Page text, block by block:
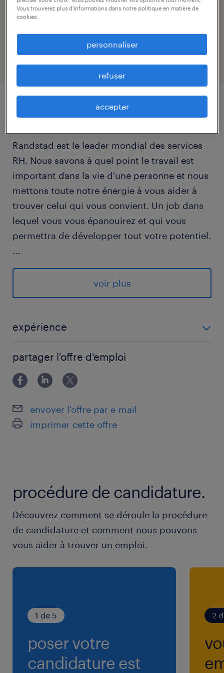
détails du poste
Randstad est le leader mondial des services
RH. Nous savons à quel point le travail est
important dans la vie d'une personne et nous
mettons toute notre énergie à vous aider à
trouver celui qui vous convient. Un job dans
lequel vous vous épanouirez et qui vous
permettra de développer tout votre potentiel.
...
Nous sommes à la recherche de nettoyeurs
industriels ( H/F) sur le secteur de Mensdorf
- Nettoyage des machines
- Nettoyage des sols
Votre profil :
- Vous avez une première expérience dans le
nettoyage industriel
jour de repos dans la semaine.
voir plus
expérience
partager l'offre d'emploi
envoyer l'offre par e-mail
imprimer cette offre
procédure de candidature.
Découvrez comment se déroule la procédure
de candidature et comment nous pouvons
vous aider à trouver un emploi.
1 de 5
poser votre
candidature est
2
Vous trouverez plus d'informations dans notre politique en matière de
cookies.
personnaliser
refuser
accepter